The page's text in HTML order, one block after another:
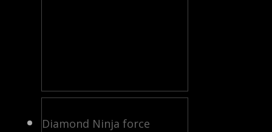
Diamond Ninja force